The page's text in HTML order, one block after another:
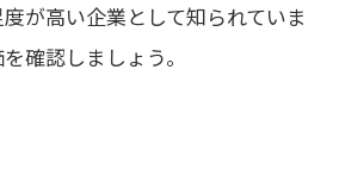
が高い企業として知られていま
確認しましょう。